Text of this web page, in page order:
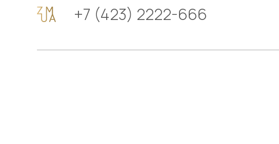
+7 (423) 2222-666